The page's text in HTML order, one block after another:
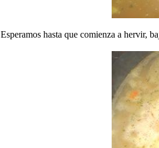
Esperamos hasta que comienza a hervir,